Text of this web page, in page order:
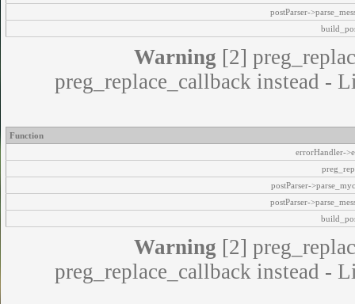
postParser-
Warning [2]
preg_replace_callback instead -
Function
errorHandler-
postParser-
postParser-
Warning [2]
preg_replace_callback instead -